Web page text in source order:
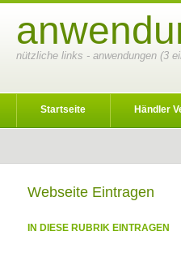
nützliche links - anwendungen (3
Startseite Händler
Webseite Eintragen
IN DIESE RUBRIK EINTRAGEN